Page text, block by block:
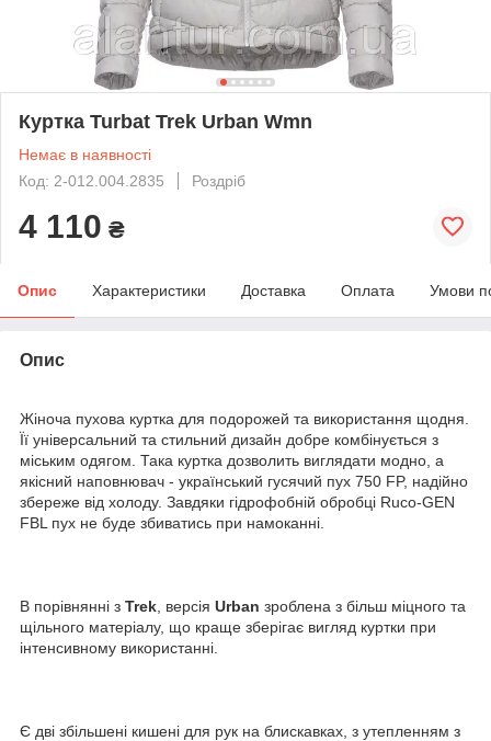
Куртка Turbat Trek Urban Wmn
Немає в наявності
Код: 2-012.004.2835
Роздріб
4 110 ₴
Опис Характеристики Доставка Оплата Умови
Опис
Жіноча пухова куртка для подорожей та використання щодня.
Її універсальний та стильний дизайн добре комбінується з
міським одягом. Така куртка дозволить виглядати модно, а
якісний наповнювач - український гусячий пух 750 FP, надійно
збереже від холоду. Завдяки гідрофобній обробці Ruco-GEN
FBL пух не буде збиватись при намоканні.
В порівнянні з Trek , версія Urban зроблена з більш міцного та
щільного матеріалу, що краще зберігає вигляд куртки при
інтенсивному використанні.
Є дві збільшені кишені для рук на блискавках, з утепленням з